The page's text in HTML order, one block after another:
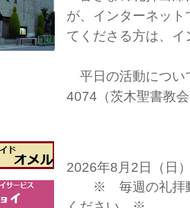
が、インターネッ
てくださる方は、
平日の活動につい
4074（茨木聖書教
2026年8月2日（日
※ 毎週の礼拝動